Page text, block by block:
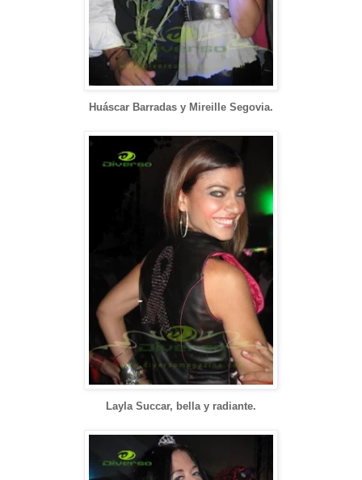
Huáscar Barradas y Mireille Segovia.
Layla Succar, bella y radiante.